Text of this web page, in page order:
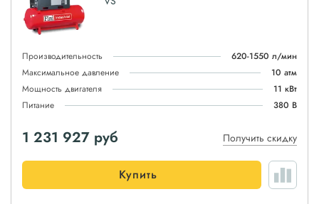
Производительность
620-1550 л/мин
Максимальное давление
10 атм
Мощность двигателя
11 кВт
Питание
380 В
1 231 927 руб Получить скидку
Купить